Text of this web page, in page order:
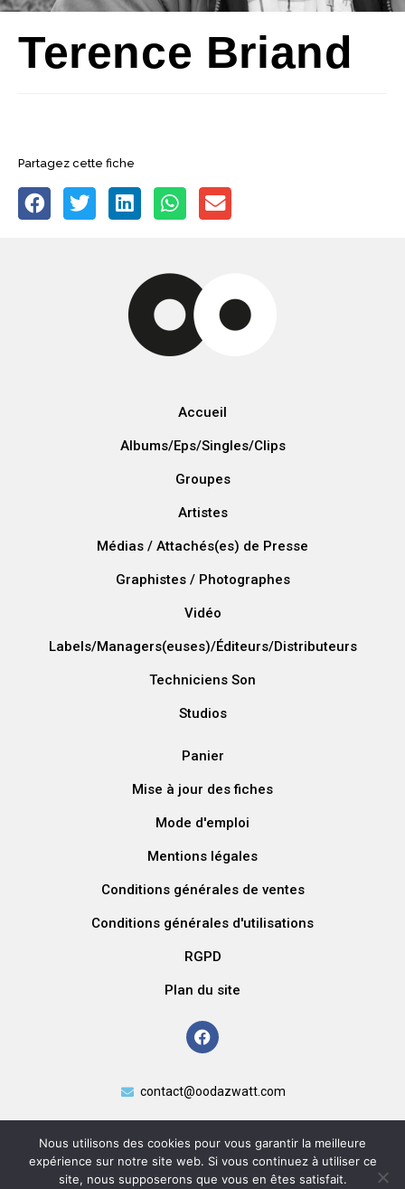
Terence Briand
Partagez cette fiche
Accueil
Albums/Eps/Singles/Clips
Groupes
Artistes
Médias / Attachés(es) de Presse
Graphistes / Photographes
Vidéo
Labels/Managers(euses)/Éditeurs/Distributeurs
Techniciens Son
Studios
Panier
Mise à jour des fiches
Mode d'emploi
Mentions légales
Conditions générales de ventes
Conditions générales d'utilisations
RGPD
Plan du site
contact@oodazwatt.com
Nous utilisons des cookies pour vous garantir la meilleure
expérience sur notre site web. Si vous continuez à utiliser ce
site, nous supposerons que vous en êtes satisfait.